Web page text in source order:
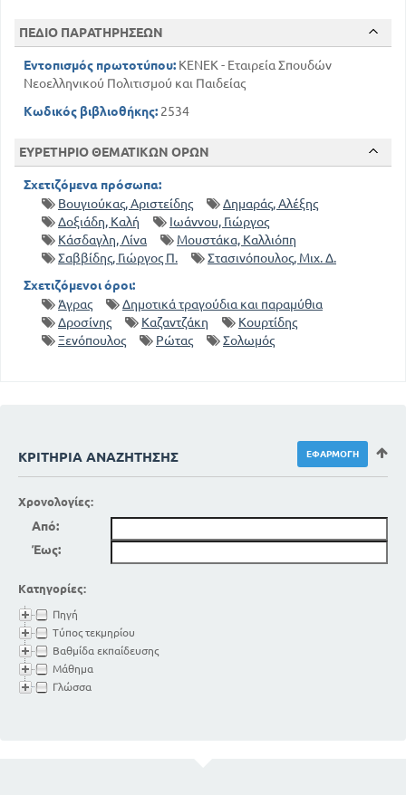
ΠΕΔΙΟ ΠΑΡΑΤΗΡΗΣΕΩΝ
Εντοπισμός πρωτοτύπου: ΚΕΝΕΚ - Εταιρεία Σπουδών
Νεοελληνικού Πολιτισμού και Παιδείας
Κωδικός βιβλιοθήκης: 2534
ΕΥΡΕΤΗΡΙΟ ΘΕΜΑΤΙΚΩΝ ΟΡΩΝ
Σχετιζόμενα πρόσωπα:
Βουγιούκας, Αριστείδης
Δημαράς, Αλέξης
Δοξιάδη, Καλή
Ιωάννου, Γιώργος
Κάσδαγλη, Λίνα
Μουστάκα, Καλλιόπη
Σαββίδης, Γιώργος Π.
Στασινόπουλος, Μιχ. Δ.
Σχετιζόμενοι όροι:
Άγρας
Δημοτικά τραγούδια και παραμύθια
Δροσίνης
Καζαντζάκη
Κουρτίδης
Ξενόπουλος
Ρώτας Σολωμός
ΚΡΙΤΉΡΙΑ ΑΝΑΖΉΤΗΣΗΣ
Χρονολογίες:
Από:
Έως:
Κατηγορίες:
Πηγή
Τύπος τεκμηρίου
Βαθμίδα εκπαίδευσης
Μάθημα
Γλώσσα